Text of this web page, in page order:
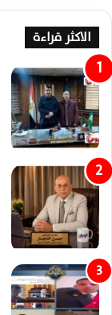
الاكثر قراءة